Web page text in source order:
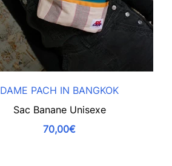
DAME PACH IN BANGKOK
Sac Banane Unisexe
70,00€